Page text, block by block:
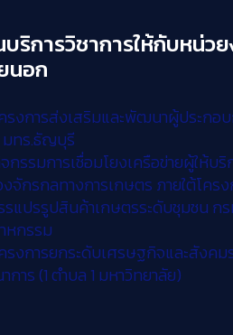
บริการวิชาการให้กับหน่ว
นอก
รงการส่งเสริมและพัฒนาผู้ประกอบ
มทร.ธัญบุรี
กรรมการเชื่อมโยงเครือข่ายผู้ให้บริ
งจักรกลทางการเกษตร ภายใต้โคร
รแปรรูปสินค้าเกษตรระดับชุมชน ก
หกรรม
รงการยกระดับเศรษฐกิจและสังค
การ (1 ตำบล 1 มหาวิทยาลัย)